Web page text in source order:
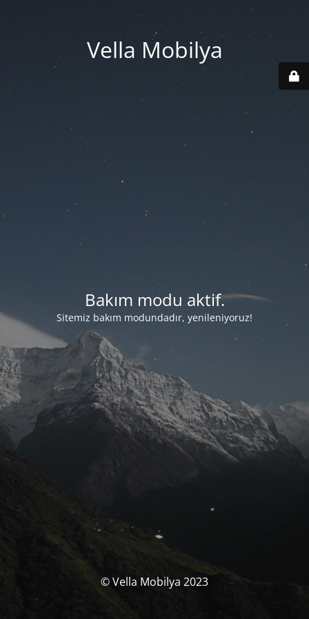
Vella Mobilya
Bakım modu aktif.
Sitemiz bakım modundadır, yenileniyoruz!
© Vella Mobilya 2023